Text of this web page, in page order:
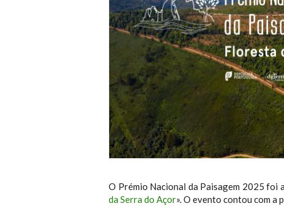
O Prémio Nacional da Paisagem 2025 foi
da Serra do Açor». O evento contou com a